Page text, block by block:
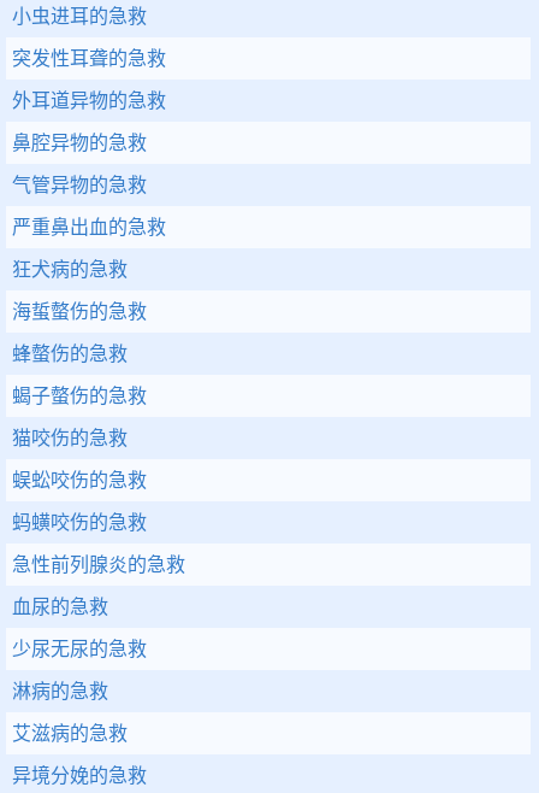
小虫进耳的急救
突发性耳聋的急救
外耳道异物的急救
鼻腔异物的急救
气管异物的急救
严重鼻出血的急救
狂犬病的急救
海蜇螫伤的急救
蜂螫伤的急救
蝎子螫伤的急救
猫咬伤的急救
蜈蚣咬伤的急救
蚂蟥咬伤的急救
急性前列腺炎的急救
血尿的急救
少尿无尿的急救
淋病的急救
艾滋病的急救
异境分娩的急救